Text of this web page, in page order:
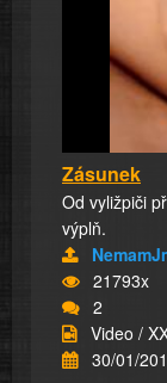
Zásunek
Od vyližpiči
výplň.
21793x
2
Video /
30/01/